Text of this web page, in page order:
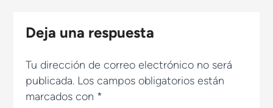
Deja una respuesta
Tu dirección de correo electrónico no será
publicada. Los campos obligatorios están
marcados con *